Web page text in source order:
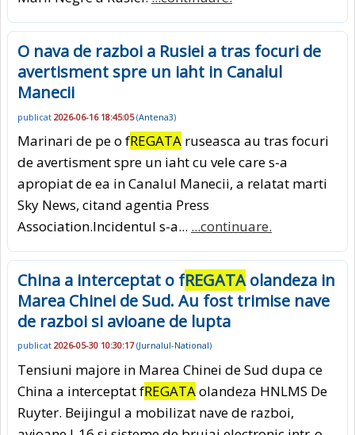
O nava de razboi a Rusiei a tras focuri de
avertisment spre un iaht in Canalul
Manecii
publicat 2026-06-16 18:45:05(Antena3)
Marinari de pe o fREGATA ruseasca au tras focuri
de avertisment spre un iaht cu vele care s-a
apropiat de ea in Canalul Manecii, a relatat marti
Sky News, citand agentia Press
Association.Incidentul s-a... ...continuare.
China a interceptat o fREGATAolandeza in
Marea Chinei de Sud. Au fost trimise nave
de razboi si avioane de lupta
publicat 2026-05-30 10:30:17(Jurnalul-National)
Tensiuni majore in Marea Chinei de Sud dupa ce
China a interceptat fREGATAolandeza HNLMS De
Ruyter. Beijingul a mobilizat nave de razboi,